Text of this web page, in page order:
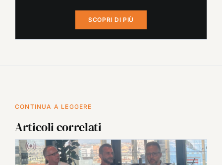
SCOPRI DI PIÙ
CONTINUA A LEGGERE
Articoli correlati